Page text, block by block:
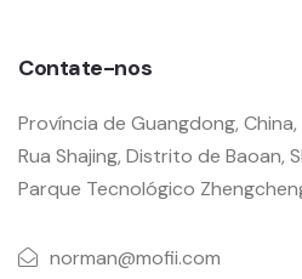
Contate-nos
Província de Guangdong, China,
Rua Shajing, Distrito de Baoan,
Parque Tecnológico
norman@mofii.com